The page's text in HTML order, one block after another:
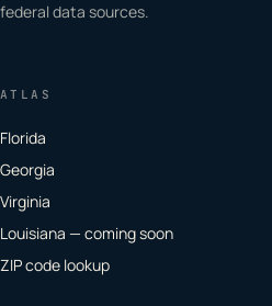
federal data sources.
ATLAS
Florida
Georgia
Virginia
Louisiana — coming soon
ZIP code lookup